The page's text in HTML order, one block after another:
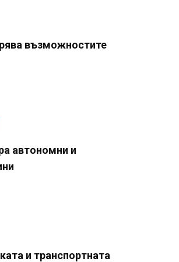
възможностите
автономни и
и транспортната